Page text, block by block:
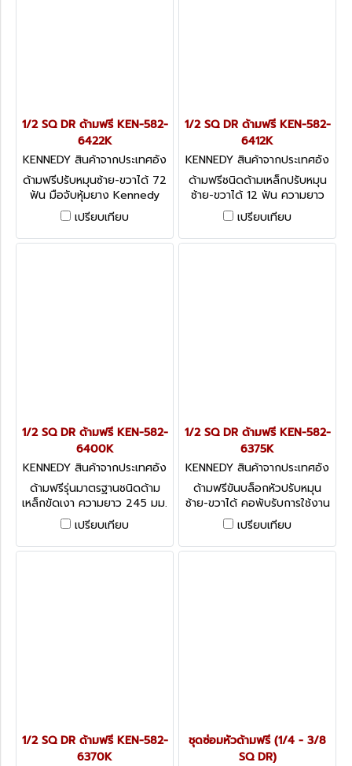
1/2 SQ DR ด้ามฟรี KEN-582-
6422K
KENNEDY สินค้าจากประเทศอัง
กฤษ-1
ด้ามฟรีปรับหมุนซ้าย-ขวาได้ 72
ฟัน มือจับหุ้มยาง Kennedy
Lever Reversible Rubber
Handle, 1/2
เปรียบเทียบ
1/2 SQ DR ด้ามฟรี KEN-582-
6412K
KENNEDY สินค้าจากประเทศอัง
กฤษ-1
ด้ามฟรีชนิดด้ามเหล็กปรับหมุน
ซ้าย-ขวาได้ 12 ฟัน ความยาว
250 มม. Kennedy Lever
Reversible Steel Handle,
1/2
เปรียบเทียบ
1/2 SQ DR ด้ามฟรี KEN-582-
6400K
KENNEDY สินค้าจากประเทศอัง
กฤษ-1
ด้ามฟรีรุ่นมาตรฐานชนิดด้าม
เหล็กขัดเงา ความยาว 245 มม.
Kennedy Disc Type Steel
Handle, 1/2
เปรียบเทียบ
1/2 SQ DR ด้ามฟรี KEN-582-
6375K
KENNEDY สินค้าจากประเทศอัง
กฤษ-1
ด้ามฟรีขันบล็อกหัวปรับหมุน
ซ้าย-ขวาได้ คอพับรับการใช้งาน
ได้ยืดหยุ่น ชนิดด้ามเหล็ก Lever
Reversible Steel Handle
Flexi-Joint, 1/2
เปรียบเทียบ
1/2 SQ DR ด้ามฟรี KEN-582-
6370K
ชุดซ่อมหัวด้ามฟรี (1/4 - 3/8
SQ DR)